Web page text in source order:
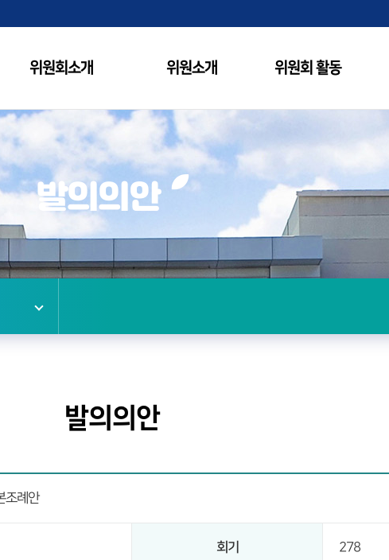
위원회소개 위원소개 위원회 활동
발의의안
발의의안
조례안
회기 278